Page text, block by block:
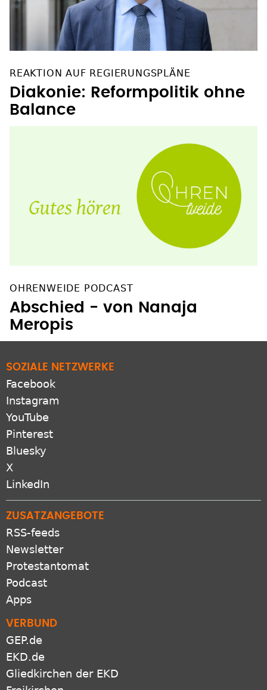
REAKTION AUF REGIERUNGSPLÄNE
Diakonie: Reformpolitik ohne
Balance
OHRENWEIDE PODCAST
Abschied - von Nanaja
Meropis
SOZIALE NETZWERKE
Facebook
Instagram
YouTube
Pinterest
Bluesky
X
LinkedIn
ZUSATZANGEBOTE
RSS-feeds
Newsletter
Protestantomat
Podcast
Apps
VERBUND
GEP.de
EKD.de
Gliedkirchen der EKD